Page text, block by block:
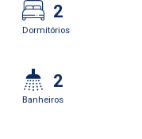
2
Dormitórios
2
Banheiros